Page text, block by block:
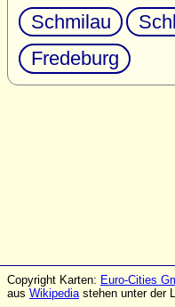
Schmilau
Fredeburg
Copyright Karten: Euro-Cities
aus Wikipediastehen unter der